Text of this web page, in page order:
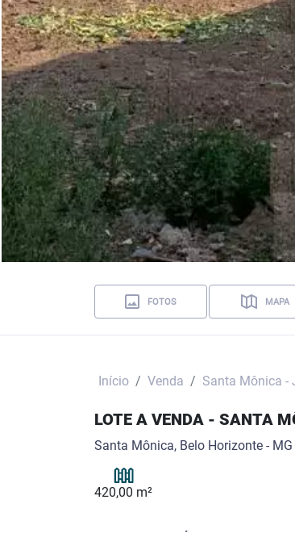
FOTOS MAPA
Início Venda Santa Mônica -
LOTE A VENDA - SANTA
Santa Mônica, Belo Horizonte - MG
420,00 m²